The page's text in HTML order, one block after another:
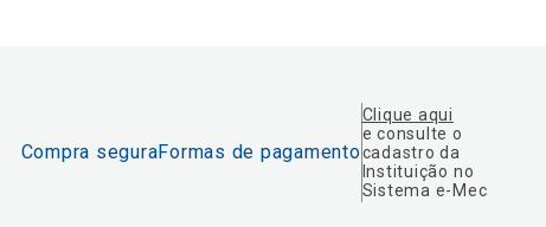
Compra seguraFormas de pagamento
Clique aqui
e consulte o
cadastro da
Instituição no
Sistema e-Mec